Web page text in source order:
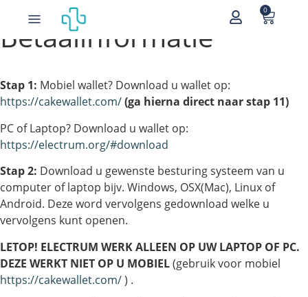
0
Betaalinformatie
Stap 1: Mobiel wallet? Download u wallet op:
https://cakewallet.com/(ga hierna direct naar stap 11)
PC of Laptop? Download u wallet op:
https://electrum.org/#download
Stap 2: Download u gewenste besturing systeem van u
computer of laptop bijv. Windows, OSX(Mac), Linux of
Android. Deze word vervolgens gedownload welke u
vervolgens kunt openen.
LETOP! ELECTRUM WERK ALLEEN OP UW LAPTOP OF PC.
DEZE WERKT NIET OP U MOBIEL(gebruik voor mobiel
https://cakewallet.com/) .